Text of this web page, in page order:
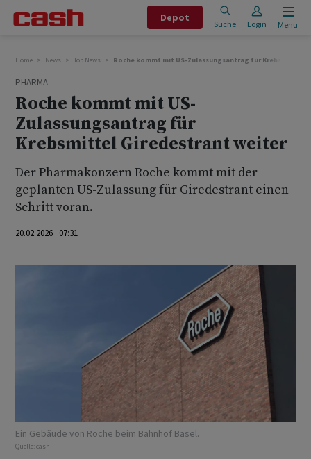
Depot
Suche Login Menu
Home News Top News Roche kommt mit US-Zulassungsantrag für Krebsmittel
PHARMA
Roche kommt mit US-
Zulassungsantrag für
Krebsmittel Giredestrant weiter
Der Pharmakonzern Roche kommt mit der
geplanten US-Zulassung für Giredestrant einen
Schritt voran.
20.02.2026 07:31
Ein Gebäude von Roche beim Bahnhof Basel.
Quelle: cash